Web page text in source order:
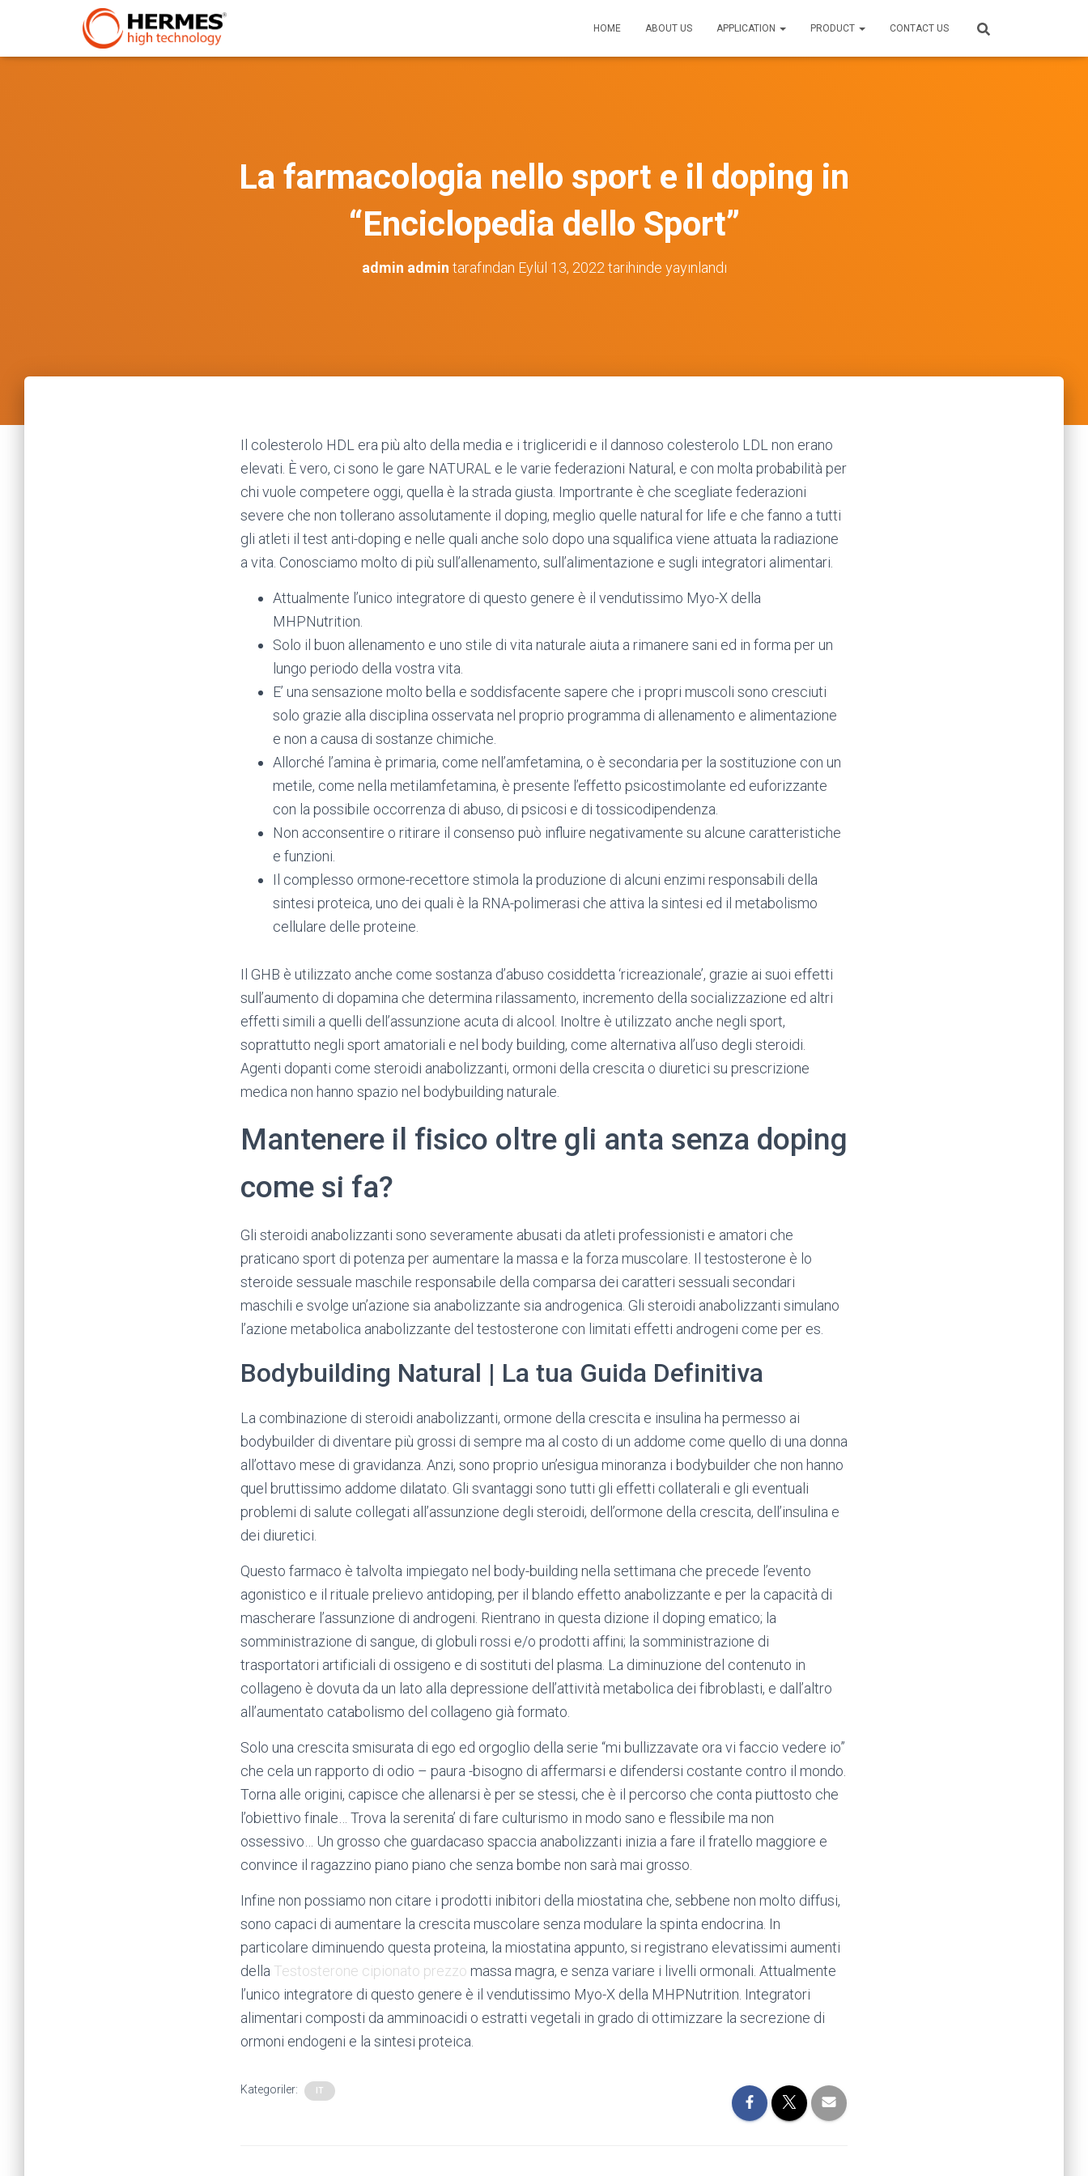
HOME ABOUT US APPLICATION PRODUCT CONTACT US
La farmacologia nello sport e il doping in
“Enciclopedia dello Sport”
admin admin tarafından Eylül 13, 2022 tarihinde yayınlandı
Il colesterolo HDL era più alto della media e i trigliceridi e il dannoso colesterolo LDL non erano
elevati. È vero, ci sono le gare NATURAL e le varie federazioni Natural, e con molta probabilità per
chi vuole competere oggi, quella è la strada giusta. Importrante è che scegliate federazioni
severe che non tollerano assolutamente il doping, meglio quelle natural for life e che fanno a tutti
gli atleti il test anti-doping e nelle quali anche solo dopo una squalifica viene attuata la radiazione
a vita. Conosciamo molto di più sull’allenamento, sull’alimentazione e sugli integratori alimentari.
Attualmente l’unico integratore di questo genere è il vendutissimo Myo-X della
MHPNutrition.
Solo il buon allenamento e uno stile di vita naturale aiuta a rimanere sani ed in forma per un
lungo periodo della vostra vita.
E’ una sensazione molto bella e soddisfacente sapere che i propri muscoli sono cresciuti
solo grazie alla disciplina osservata nel proprio programma di allenamento e alimentazione
e non a causa di sostanze chimiche.
Allorché l’amina è primaria, come nell’amfetamina, o è secondaria per la sostituzione con un
metile, come nella metilamfetamina, è presente l’effetto psicostimolante ed euforizzante
con la possibile occorrenza di abuso, di psicosi e di tossicodipendenza.
Non acconsentire o ritirare il consenso può influire negativamente su alcune caratteristiche
e funzioni.
Il complesso ormone-recettore stimola la produzione di alcuni enzimi responsabili della
sintesi proteica, uno dei quali è la RNA-polimerasi che attiva la sintesi ed il metabolismo
cellulare delle proteine.
Il GHB è utilizzato anche come sostanza d’abuso cosiddetta ‘ricreazionale’, grazie ai suoi effetti
sull’aumento di dopamina che determina rilassamento, incremento della socializzazione ed altri
effetti simili a quelli dell’assunzione acuta di alcool. Inoltre è utilizzato anche negli sport,
soprattutto negli sport amatoriali e nel body building, come alternativa all’uso degli steroidi.
Agenti dopanti come steroidi anabolizzanti, ormoni della crescita o diuretici su prescrizione
medica non hanno spazio nel bodybuilding naturale.
Mantenere il fisico oltre gli anta senza doping
come si fa?
Gli steroidi anabolizzanti sono severamente abusati da atleti professionisti e amatori che
praticano sport di potenza per aumentare la massa e la forza muscolare. Il testosterone è lo
steroide sessuale maschile responsabile della comparsa dei caratteri sessuali secondari
maschili e svolge un’azione sia anabolizzante sia androgenica. Gli steroidi anabolizzanti simulano
l’azione metabolica anabolizzante del testosterone con limitati effetti androgeni come per es.
Bodybuilding Natural | La tua Guida Definitiva
La combinazione di steroidi anabolizzanti, ormone della crescita e insulina ha permesso ai
bodybuilder di diventare più grossi di sempre ma al costo di un addome come quello di una donna
all’ottavo mese di gravidanza. Anzi, sono proprio un’esigua minoranza i bodybuilder che non hanno
quel bruttissimo addome dilatato. Gli svantaggi sono tutti gli effetti collaterali e gli eventuali
problemi di salute collegati all’assunzione degli steroidi, dell’ormone della crescita, dell’insulina e
dei diuretici.
Questo farmaco è talvolta impiegato nel body-building nella settimana che precede l’evento
agonistico e il rituale prelievo antidoping, per il blando effetto anabolizzante e per la capacità di
mascherare l’assunzione di androgeni. Rientrano in questa dizione il doping ematico; la
somministrazione di sangue, di globuli rossi e/o prodotti affini; la somministrazione di
trasportatori artificiali di ossigeno e di sostituti del plasma. La diminuzione del contenuto in
collageno è dovuta da un lato alla depressione dell’attività metabolica dei fibroblasti, e dall’altro
all’aumentato catabolismo del collageno già formato.
Solo una crescita smisurata di ego ed orgoglio della serie “mi bullizzavate ora vi faccio vedere io”
che cela un rapporto di odio – paura -bisogno di affermarsi e difendersi costante contro il mondo.
Torna alle origini, capisce che allenarsi è per se stessi, che è il percorso che conta piuttosto che
l’obiettivo finale… Trova la serenita’ di fare culturismo in modo sano e flessibile ma non
ossessivo… Un grosso che guardacaso spaccia anabolizzanti inizia a fare il fratello maggiore e
convince il ragazzino piano piano che senza bombe non sarà mai grosso.
Infine non possiamo non citare i prodotti inibitori della miostatina che, sebbene non molto diffusi,
sono capaci di aumentare la crescita muscolare senza modulare la spinta endocrina. In
particolare diminuendo questa proteina, la miostatina appunto, si registrano elevatissimi aumenti
della Testosterone cipionato prezzo massa magra, e senza variare i livelli ormonali. Attualmente
l’unico integratore di questo genere è il vendutissimo Myo-X della MHPNutrition. Integratori
alimentari composti da amminoacidi o estratti vegetali in grado di ottimizzare la secrezione di
ormoni endogeni e la sintesi proteica.
Kategoriler: IT